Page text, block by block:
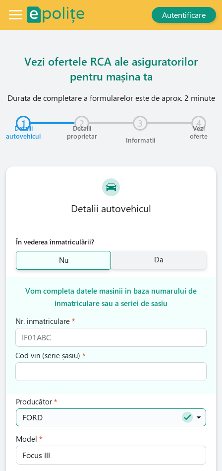
Autentificare
Vezi ofertele RCA ale asiguratorilor
pentru mașina ta
Durata de completare a formularelor este de aprox. 2 minute
1
Detalii
autovehicul
2
Detalii
proprietar
3
Informatii
4
Vezi
oferte
Detalii autovehicul
În vederea înmatriculării?
Nu
Da
Vom completa datele masinii in baza numarului de
inmatriculare sau a seriei de sasiu
Nr. inmatriculare
Cod vin (serie șasiu)
Producător
FORD
Model